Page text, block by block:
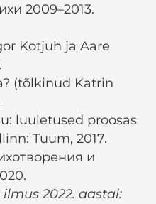
2009–2013.
Kotjuh ja Aare
(tõlkinud Katrin
luuletused proosas
Tuum, 2017.
и
2022. aastal: